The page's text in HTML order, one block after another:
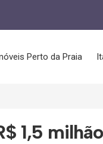
Perto da Praia
1,5